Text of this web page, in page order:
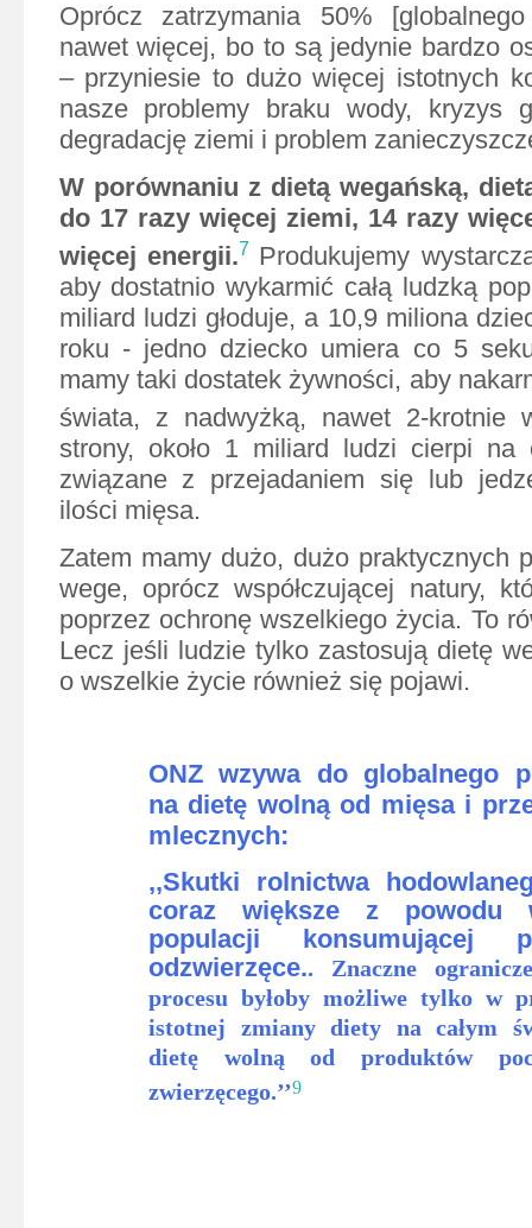
Oprócz zatrzymania 50%
nawet więcej, bo to są jedynie bardzo
– przyniesie to dużo więcej istotnych
nasze problemy braku wody, kryzys
degradację ziemi i problem
W porównaniu z dietą wegańską,
do 17 razy więcej ziemi, 14 razy
więcej energii.7 Produkujemy
aby dostatnio wykarmić całą ludzką
miliard ludzi głoduje, a 10,9 miliona
roku - jedno dziecko umiera co 5
mamy taki dostatek żywności, aby
świata, z nadwyżką, nawet 2-krotnie
strony, około 1 miliard ludzi cierpi na
związane z przejadaniem się lub
ilości mięsa.
Zatem mamy dużo, dużo praktycznych
wege, oprócz współczującej natury,
poprzez ochronę wszelkiego życia. To
Lecz jeśli ludzie tylko zastosują dietę
o wszelkie życie również się pojawi.
ONZ wzywa do globalnego
na dietę wolną od mięsa i
mlecznych:
,,Skutki rolnictwa
coraz większe z powodu
populacji konsumującej
odzwierzęce.. Znaczne
procesu byłoby możliwe tylko w
istotnej zmiany diety na całym
dietę wolną od produktów
zwierzęcego.’’9